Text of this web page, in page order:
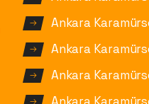
Ankara
Ankara
Ankara